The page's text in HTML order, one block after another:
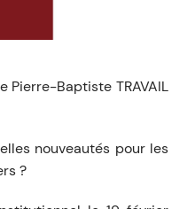
Pierre-Baptiste TRAVAIL
nouveautés pour les
?